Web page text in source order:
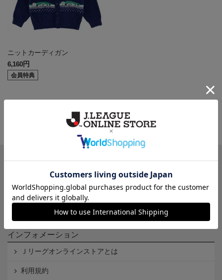
ニットカーディガン
6,160円
会員特典
カテゴリから探す
クラブから探す
Ｊ2
インフォメーション
Ｊリーグオンラインストアとは
利用規約